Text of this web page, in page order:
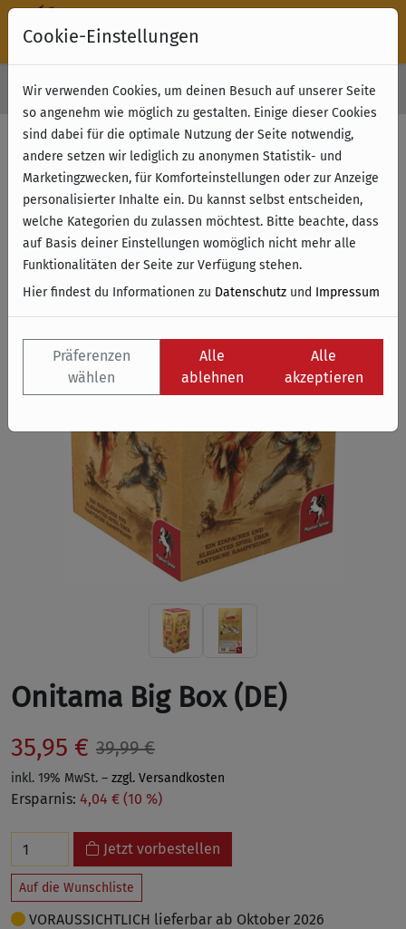
Kostenloser Versand & Retoure ab 49 € (innerhalb Deutschlands)
Onitama Big Box (DE)
35,95 € 39,99 €
inkl. 19% MwSt. – zzgl. Versandkosten
Ersparnis: 4,04 € (10 %)
Jetzt vorbestellen
Auf die Wunschliste
VORAUSSICHTLICH lieferbar ab Oktober 2026
Cookie-Einstellungen
Wir verwenden Cookies, um deinen Besuch auf unserer Seite
so angenehm wie möglich zu gestalten. Einige dieser Cookies
sind dabei für die optimale Nutzung der Seite notwendig,
andere setzen wir lediglich zu anonymen Statistik- und
Marketingzwecken, für Komforteinstellungen oder zur Anzeige
personalisierter Inhalte ein. Du kannst selbst entscheiden,
welche Kategorien du zulassen möchtest. Bitte beachte, dass
auf Basis deiner Einstellungen womöglich nicht mehr alle
Funktionalitäten der Seite zur Verfügung stehen.
Hier findest du Informationen zu Datenschutz und Impressum
Präferenzen
wählen
Alle
ablehnen
Alle
akzeptieren